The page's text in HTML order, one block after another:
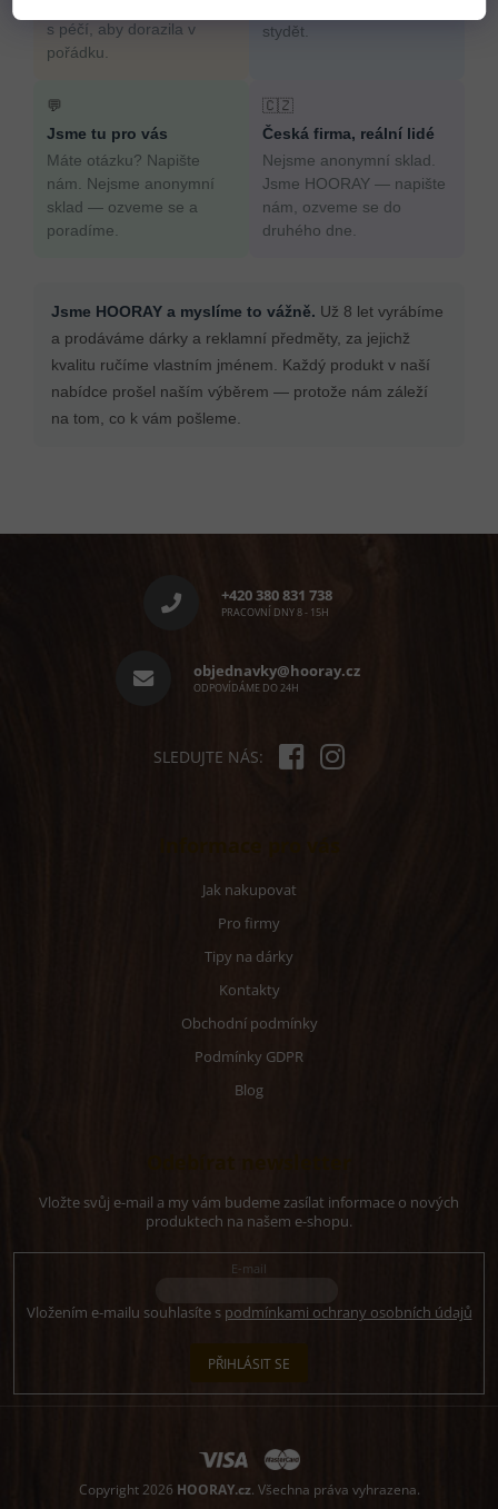
s péčí, aby dorazila v
pořádku.
stydět.
💬
Jsme tu pro vás
Máte otázku? Napište
nám. Nejsme anonymní
sklad — ozveme se a
poradíme.
🇨🇿
Česká firma, reální lidé
Nejsme anonymní sklad.
Jsme HOORAY — napište
nám, ozveme se do
druhého dne.
Jsme HOORAY a myslíme to vážně. Už 8 let vyrábíme
a prodáváme dárky a reklamní předměty, za jejichž
kvalitu ručíme vlastním jménem. Každý produkt v naší
nabídce prošel naším výběrem — protože nám záleží
na tom, co k vám pošleme.
+420 380 831 738
PRACOVNÍ DNY 8 - 15H
objednavky@hooray.cz
ODPOVÍDÁME DO 24H
SLEDUJTE NÁS:
Jak nakupovat
Pro firmy
Tipy na dárky
Kontakty
Obchodní podmínky
Podmínky GDPR
Blog
Vložte svůj e-mail a my vám budeme zasílat informace o nových
produktech na našem e-shopu.
E-mail
Vložením e-mailu souhlasíte s podmínkami ochrany osobních údajů
PŘIHLÁSIT SE
Copyright 2026 HOORAY.cz. Všechna práva vyhrazena.